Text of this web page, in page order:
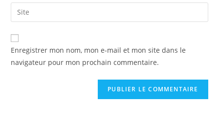
Enregistrer mon nom, mon e-mail et mon site dans le
navigateur pour mon prochain commentaire.